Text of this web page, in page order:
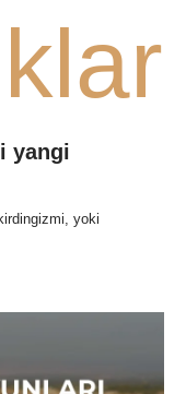
yangi
yoki